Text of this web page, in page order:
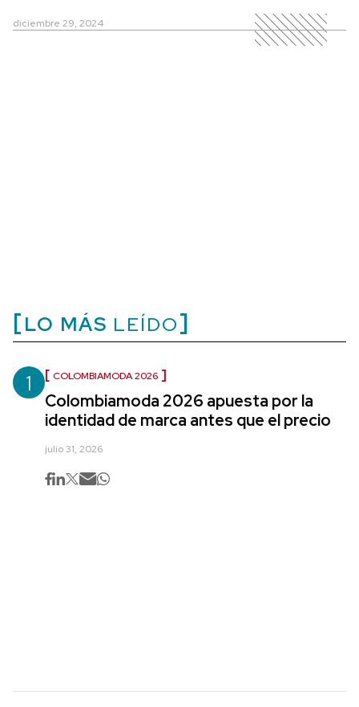
diciembre 29, 2024
LO MÁS LEÍDO
1 COLOMBIAMODA 2026
Colombiamoda 2026 apuesta por la
identidad de marca antes que el precio
julio 31, 2026